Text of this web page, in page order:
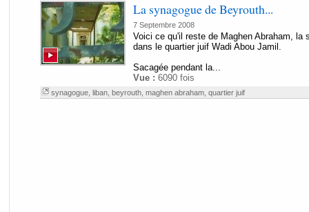
La synagogue de Beyrouth...
7 Septembre 2008
Voici ce qu'il reste de Maghen Abraham, la
dans le quartier juif Wadi Abou Jamil.
Sacagée pendant la...
Vue : 6090 fois
synagogue, liban, beyrouth, maghen abraham, quartier juif